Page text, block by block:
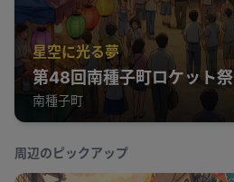
星空に光る夢
第48回南種子町ロケット祭
南種子町
周辺のピックアップ